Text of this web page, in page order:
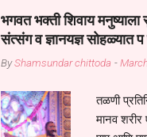
सप्रदायच खूप मोठा आधार आहे
गरजा कीती कमी आहेत यांची
आधार असते परतू आज काल तीच
भगवत भक्ती शिवाय मनुष्याला
संत्संग व ज्ञानयज्ञ सोहळ्यात
ByShamsundar chittoda -
तळणी
मानव